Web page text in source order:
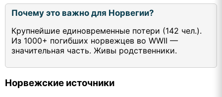
Почему это важно для Норвегии?
Крупнейшие единовременные потери (142 чел.).
Из 1000+ погибших норвежцев во WWII —
значительная часть. Живы родственники.
Норвежские источники